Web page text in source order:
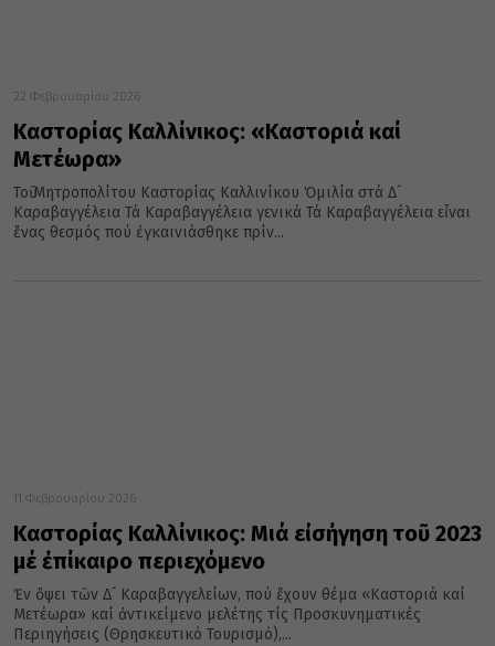
22 Φεβρουαρίου 2026
Καστορίας Καλλίνικος: «Καστοριά καί
Μετέωρα»
Τοῦ Μητροπολίτου Καστορίας Καλλινίκου Ὁμιλία στά Δ´
Καραβαγγέλεια Τά Καραβαγγέλεια γενικά Τά Καραβαγγέλεια εἶναι
ἕνας θεσμός πού ἐγκαινιάσθηκε πρίν...
11 Φεβρουαρίου 2026
Καστορίας Καλλίνικος: Μιά εἰσήγηση τοῦ 2023
μέ ἐπίκαιρο περιεχόμενο
Ἐν ὄψει τῶν Δ´ Καραβαγγελείων, πού ἔχουν θέμα «Καστοριά καί
Μετέωρα» καί ἀντικείμενο μελέτης τίς Προσκυνηματικές
Περιηγήσεις (Θρησκευτικό Τουρισμό),...